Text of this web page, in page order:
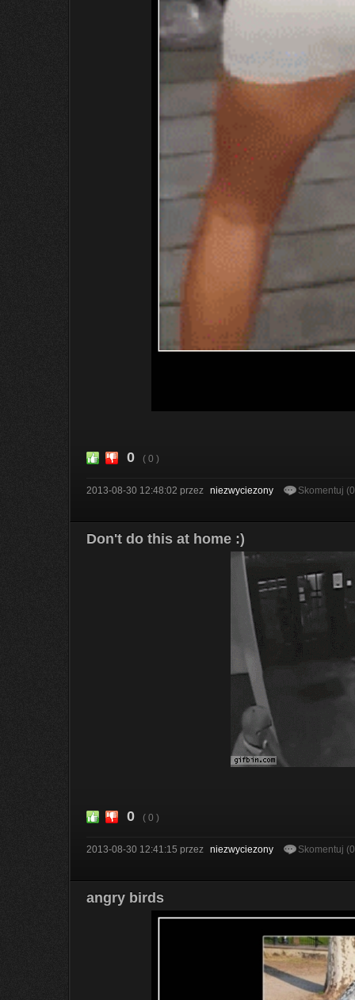
0 ( 0 )
2013-08-30 12:48:02 przez niezwyciezony Skomentuj
Don't do this at home :)
0 ( 0 )
2013-08-30 12:41:15 przez niezwyciezony Skomentuj
angry birds